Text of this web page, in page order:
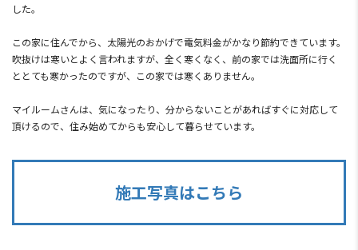
した。
この家に住んでから、太陽光のおかげで電気料金がかなり節約できています。
吹抜けは寒いとよく言われますが、全く寒くなく、前の家では洗面所に行く
ととても寒かったのですが、この家では寒くありません。
マイルームさんは、気になったり、分からないことがあればすぐに対応して
頂けるので、住み始めてからも安心して暮らせています。
施工写真はこちら